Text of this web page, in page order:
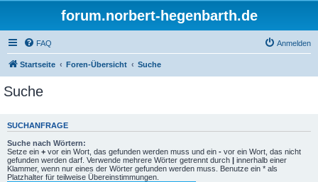
forum.norbert-hegenbarth.de
FAQ Anmelden
Startseite Foren-Übersicht Suche
Suche
SUCHANFRAGE
Suche nach Wörtern:
Setze ein + vor ein Wort, das gefunden werden muss und ein - vor ein Wort, das nicht
gefunden werden darf. Verwende mehrere Wörter getrennt durch | innerhalb einer
Klammer, wenn nur eines der Wörter gefunden werden muss. Benutze ein * als
Platzhalter für teilweise Übereinstimmungen.